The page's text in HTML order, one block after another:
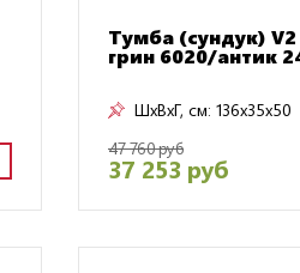
Тумба (сундук)
грин 6020/антик
ШxВxГ, см: 136x35x50
47 760 руб
37 253 руб